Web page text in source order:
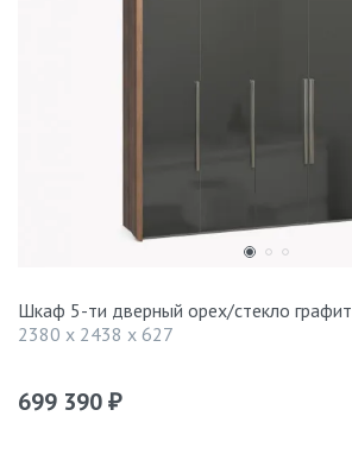
Шкаф 5-ти дверный орех/стекло графит
2380 x 2438 x 627
699 390 ₽